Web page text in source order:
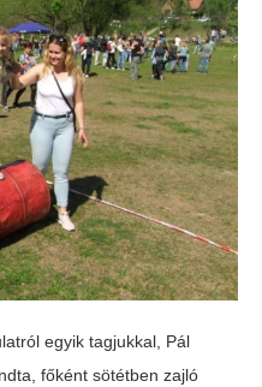
egyik tagjukkal, Pál
főként sötétben zajló